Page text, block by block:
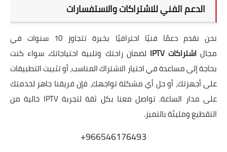
الدعم الفني للاشتراكات والاستفسارات
نحن نقدم دعمًا فنيًا احترافيًا بخبرة تتجاوز 10 سنوات في
مجالاشتراكات IPTV
لضمان راحتك وتلبية احتياجاتك. سواء كنت
بحاجة إلى مساعدة في اختيار الاشتراك المناسب، أو تثبيت التطبيقات
على أجهزتك، أو حل أي مشكلة تواجهك، فإن فريقنا جاهز لخدمتك
على مدار الساعة. تواصل معنا بكل ثقة لتجربة IPTV خالية من
التقطيع ومليئة بالتميز.
966546176493+